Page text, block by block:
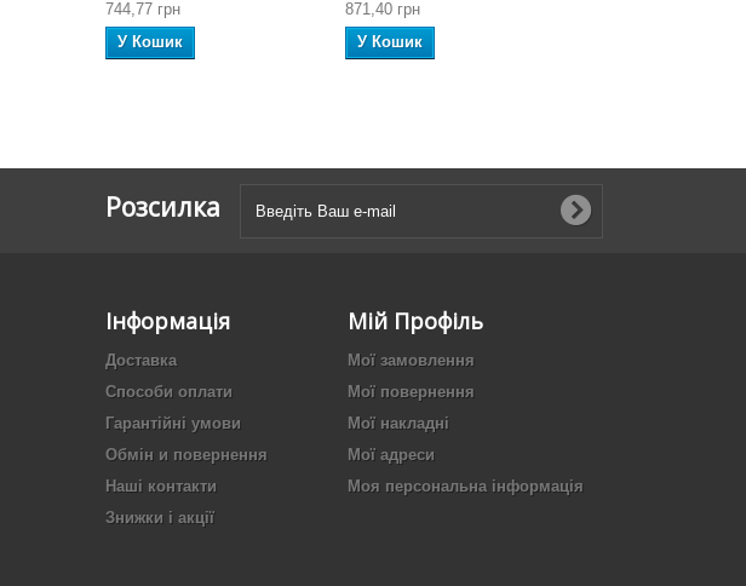
744,77 грн
У Кошик
871,40 грн
У Кошик
Розсилка
Інформація
Доставка
Способи оплати
Гарантійні умови
Обмін и повернення
Наші контакти
Знижки і акції
Мій Профіль
Мої замовлення
Мої повернення
Мої накладні
Мої адреси
Моя персональна інформація